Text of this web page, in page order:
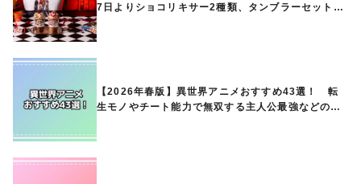
7日よりショコリキサー2種類、タンブラーセットな
【2026年春版】異世界アニメおすすめ43選！ 転
生モノやチート能力で無双する主人公最強などの人